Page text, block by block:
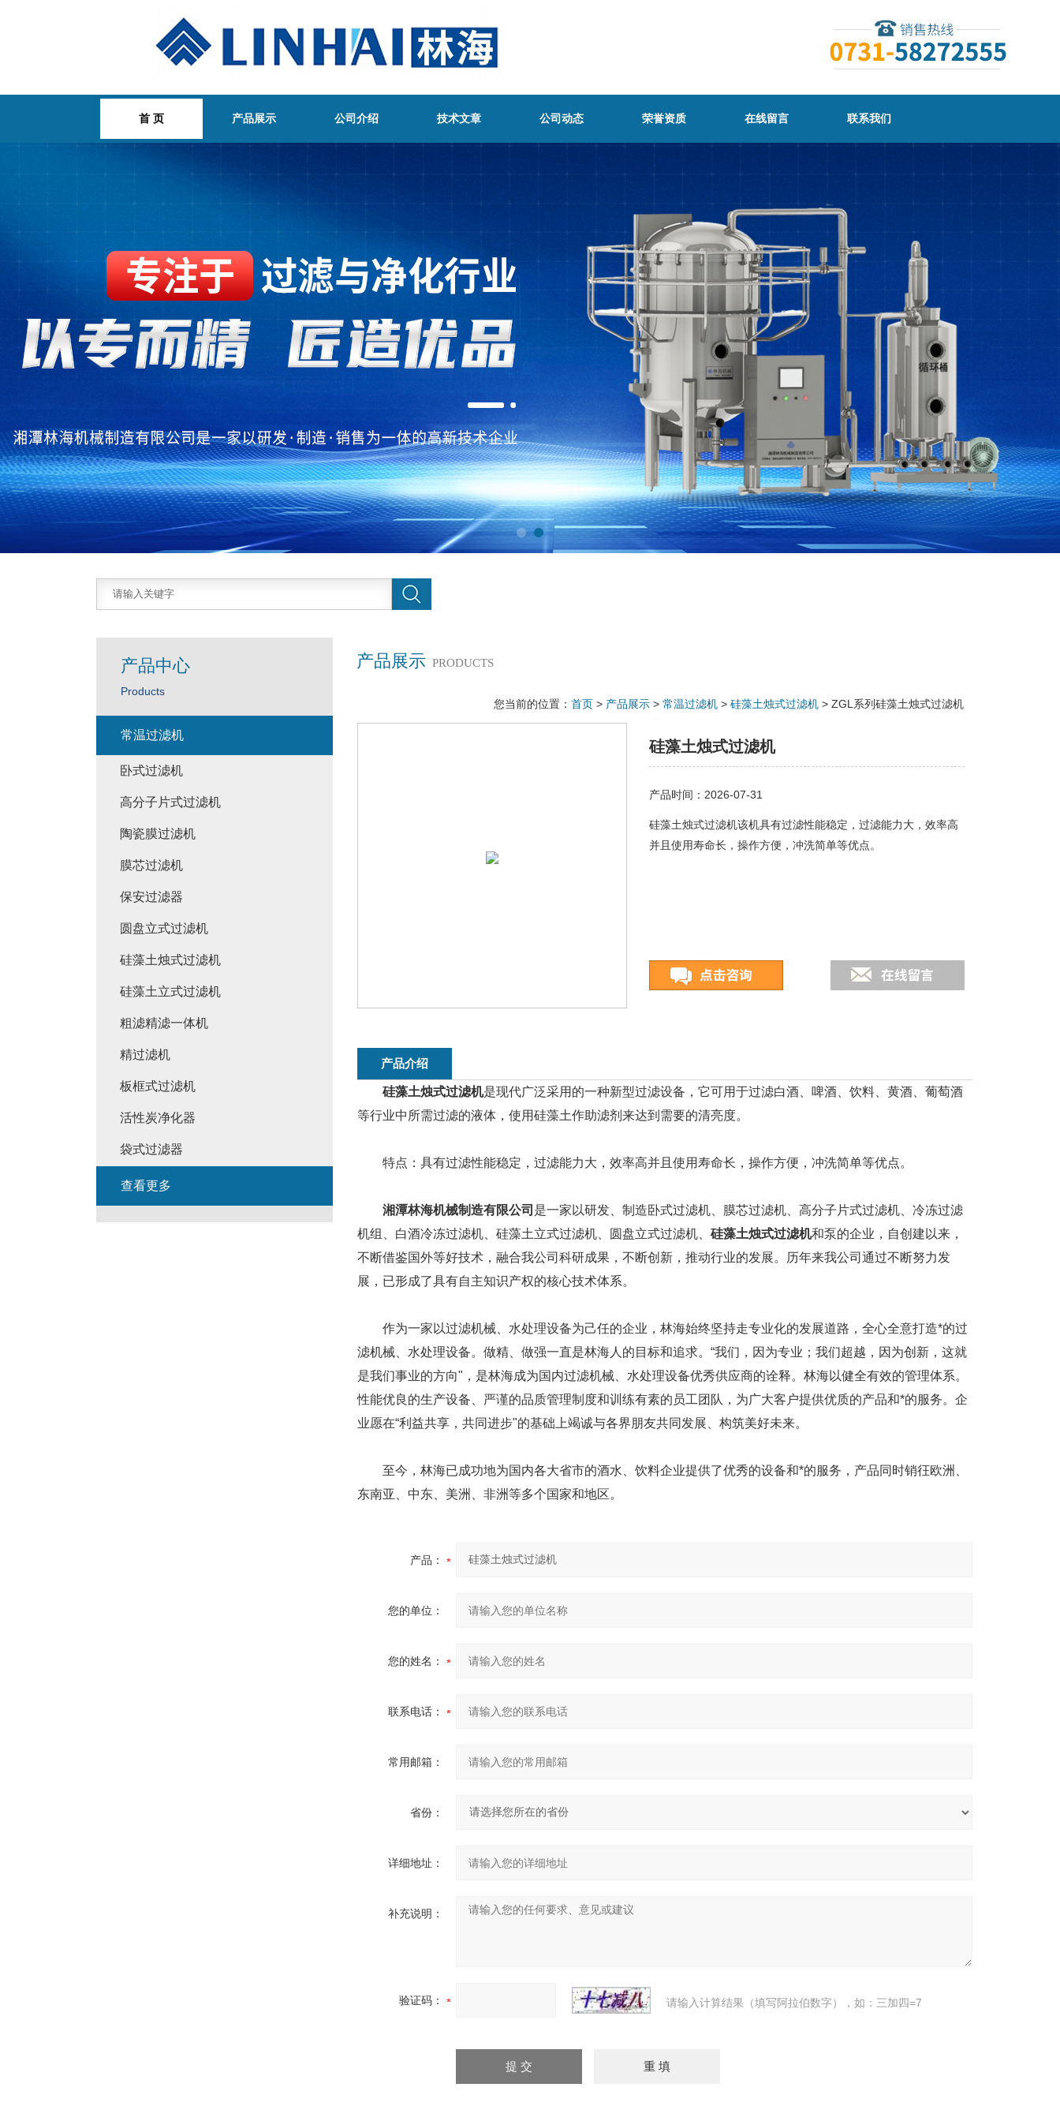
首 页 产品展示 公司介绍 技术文章 公司动态 荣誉资质 在线留言 联系我们
产品展示 PRODUCTS
您当前的位置： 首页 > 产品展示 > 常温过滤机 > 硅藻土烛式过滤机 > ZGL系列硅藻土烛式过滤机
硅藻土烛式过滤机
产品时间：2026-07-31
硅藻土烛式过滤机该机具有过滤性能稳定，过滤能力大，效率高
并且使用寿命长，操作方便，冲洗简单等优点。
产品介绍
硅藻土烛式过滤机是现代广泛采用的一种新型过滤设备，它可用于过滤白酒、啤酒、饮料、黄酒、葡萄酒
等行业中所需过滤的液体，使用硅藻土作助滤剂来达到需要的清亮度。
特点：具有过滤性能稳定，过滤能力大，效率高并且使用寿命长，操作方便，冲洗简单等优点。
湘潭林海机械制造有限公司 是一家以研发、制造卧式过滤机、膜芯过滤机、高分子片式过滤机、冷冻过滤
机组、白酒冷冻过滤机、硅藻土立式过滤机、圆盘立式过滤机、 硅藻土烛式过滤机和泵的企业，自创建以来，
不断借鉴国外等好技术，融合我公司科研成果，不断创新，推动行业的发展。历年来我公司通过不断努力发
展，已形成了具有自主知识产权的核心技术体系。
作为一家以过滤机械、水处理设备为己任的企业，林海始终坚持走专业化的发展道路，全心全意打造*的过
滤机械、水处理设备。做精、做强一直是林海人的目标和追求。“我们，因为专业；我们超越，因为创新，这就
是我们事业的方向"，是林海成为国内过滤机械、水处理设备优秀供应商的诠释。林海以健全有效的管理体系。
性能优良的生产设备、严谨的品质管理制度和训练有素的员工团队，为广大客户提供优质的产品和*的服务。企
业愿在“利益共享，共同进步"的基础上竭诚与各界朋友共同发展、构筑美好未来。
至今，林海已成功地为国内各大省市的酒水、饮料企业提供了优秀的设备和*的服务，产品同时销彺欧洲、
东南亚、中东、美洲、非洲等多个国家和地区。
产品：
您的单位：
您的姓名：
联系电话：
常用邮箱：
省份：
详细地址：
补充说明：
验证码： 请输入计算结果（填写阿拉伯数字），如：三加四=7
产品中心
Products
常温过滤机
卧式过滤机
高分子片式过滤机
陶瓷膜过滤机
膜芯过滤机
保安过滤器
圆盘立式过滤机
硅藻土烛式过滤机
硅藻土立式过滤机
粗滤精滤一体机
精过滤机
板框式过滤机
活性炭净化器
袋式过滤器
查看更多